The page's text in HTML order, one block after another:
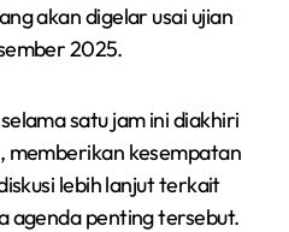
akan digelar usai ujian
2025.
satu jam ini diakhiri
memberikan kesempatan
lebih lanjut terkait
agenda penting tersebut.